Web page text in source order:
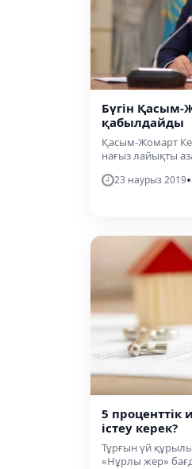
Бүгін Қасым-
қабылдайды
Қасым-Жомарт
нағыз лайықты
23 наурыз 2019•
5 проценттік
істеу керек?
Тұрғын үй
«Нұрлы жер»